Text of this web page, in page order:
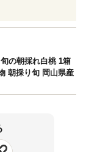
の朝採れ白桃 1箱
朝採り旬 岡山県産